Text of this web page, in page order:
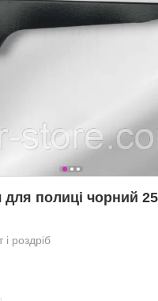
полиці чорний
і роздріб